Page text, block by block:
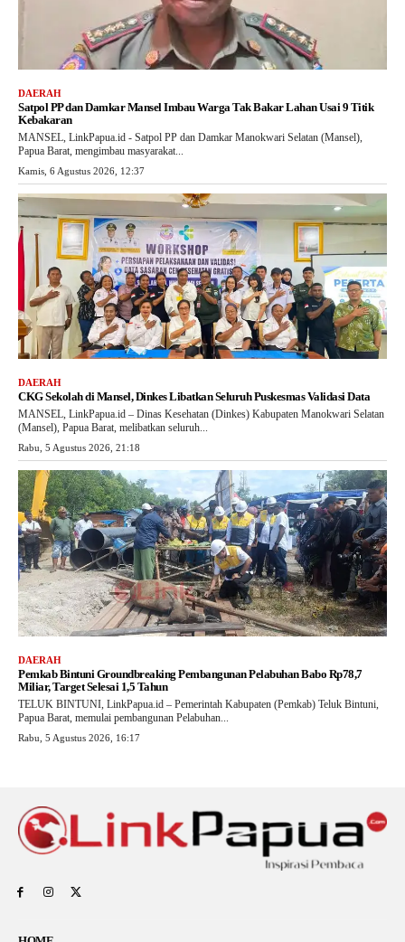
DAERAH
Satpol PP dan Damkar Mansel Imbau Warga Tak Bakar Lahan Usai 9 Titik
Kebakaran
MANSEL, LinkPapua.id - Satpol PP dan Damkar Manokwari Selatan (Mansel),
Papua Barat, mengimbau masyarakat...
Kamis, 6 Agustus 2026, 12:37
DAERAH
CKG Sekolah di Mansel, Dinkes Libatkan Seluruh Puskesmas Validasi Data
MANSEL, LinkPapua.id – Dinas Kesehatan (Dinkes) Kabupaten Manokwari Selatan
(Mansel), Papua Barat, melibatkan seluruh...
Rabu, 5 Agustus 2026, 21:18
DAERAH
Pemkab Bintuni Groundbreaking Pembangunan Pelabuhan Babo Rp78,7
Miliar, Target Selesai 1,5 Tahun
TELUK BINTUNI, LinkPapua.id – Pemerintah Kabupaten (Pemkab) Teluk Bintuni,
Papua Barat, memulai pembangunan Pelabuhan...
Rabu, 5 Agustus 2026, 16:17